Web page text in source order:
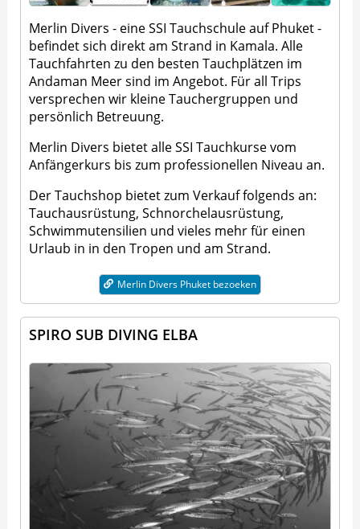
Merlin Divers - eine SSI Tauchschule auf Phuket -
befindet sich direkt am Strand in Kamala. Alle
Tauchfahrten zu den besten Tauchplätzen im
Andaman Meer sind im Angebot. Für all Trips
versprechen wir kleine Tauchergruppen und
persönlich Betreuung.
Merlin Divers bietet alle SSI Tauchkurse vom
Anfängerkurs bis zum professionellen Niveau an.
Der Tauchshop bietet zum Verkauf folgends an:
Tauchausrüstung, Schnorchelausrüstung,
Schwimmutensilien und vieles mehr für einen
Urlaub in in den Tropen und am Strand.
Merlin Divers Phuket bezoeken
SPIRO SUB DIVING ELBA